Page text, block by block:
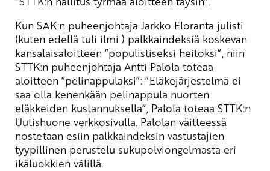
Kun SAK:n puheenjohtaja Jarkko Eloranta julisti
(kuten edellä tuli ilmi ) palkkaindeksiä koskevan
kansalaisaloitteen ”populistiseksi heitoksi”, niin
STTK:n puheenjohtaja Antti Palola toteaa
aloitteen ”pelinappulaksi”: ”Eläkejärjestelmä ei
saa olla kenenkään pelinappula nuorten
eläkkeiden kustannuksella”, Palola toteaa STTK:n
Uutishuone verkkosivulla. Palolan väitteessä
nostetaan esiin palkkaindeksin vastustajien
tyypillinen perustelu sukupolviongelmasta eri
ikäluokkien välillä.